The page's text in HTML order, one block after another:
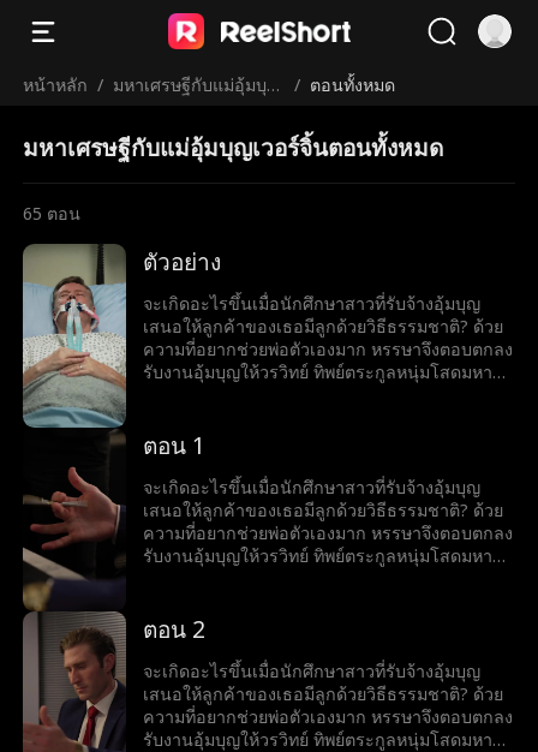
หน้าหลัก / มหาเศรษฐีกับแม่อุ้มบุญ
/ ตอนทั้งหมด
มหาเศรษฐีกับแม่อุ้มบุญเวอร์จิ้นตอนทั้งหมด
65 ตอน
ตัวอย่าง
จะเกิดอะไรขึ้นเมื่อนักศึกษาสาวที่รับจ้างอุ้มบุญ
เสนอให้ลูกค้าของเธอมีลูกด้วยวิธีธรรมชาติ? ด้วย
ความที่อยากช่วยพ่อตัวเองมาก หรรษาจึงตอบตกลง
รับงานอุ้มบุญให้วรวิทย์ ทิพย์ตระกูลหนุ่มโสดมหา
เลือนลาง หรรษาก็พบว่าตัวเองไม่อาจต้านทาน
รวิทย์รู้สึกเหมือนกันหรือเปล่า?
ตอน 1
จะเกิดอะไรขึ้นเมื่อนักศึกษาสาวที่รับจ้างอุ้มบุญ
เสนอให้ลูกค้าของเธอมีลูกด้วยวิธีธรรมชาติ? ด้วย
ความที่อยากช่วยพ่อตัวเองมาก หรรษาจึงตอบตกลง
รับงานอุ้มบุญให้วรวิทย์ ทิพย์ตระกูลหนุ่มโสดมหา
เลือนลาง หรรษาก็พบว่าตัวเองไม่อาจต้านทาน
รวิทย์รู้สึกเหมือนกันหรือเปล่า?
ตอน 2
จะเกิดอะไรขึ้นเมื่อนักศึกษาสาวที่รับจ้างอุ้มบุญ
เสนอให้ลูกค้าของเธอมีลูกด้วยวิธีธรรมชาติ? ด้วย
ความที่อยากช่วยพ่อตัวเองมาก หรรษาจึงตอบตกลง
รับงานอุ้มบุญให้วรวิทย์ ทิพย์ตระกูลหนุ่มโสดมหา